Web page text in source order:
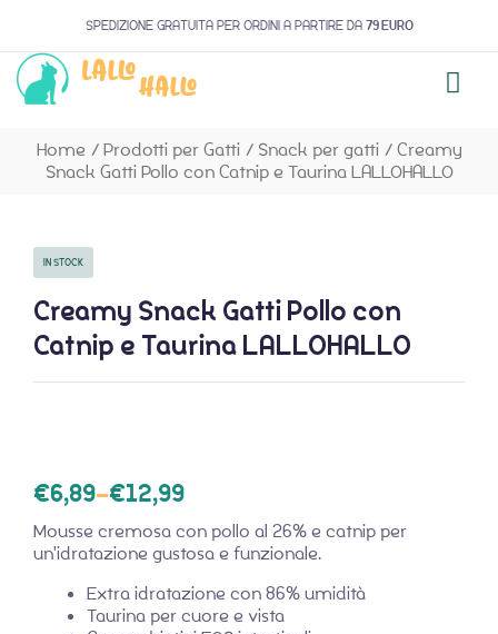
SPEDIZIONE GRATUITA PER ORDINI A PARTIRE DA 79 EURO
Home / Prodotti per Gatti / Snack per gatti / Creamy
Snack Gatti Pollo con Catnip e Taurina LALLOHALLO
IN STOCK
Creamy Snack Gatti Pollo con
Catnip e Taurina LALLOHALLO
€6,89–€12,99
Mousse cremosa con pollo al 26% e catnip per
un'idratazione gustosa e funzionale.
Extra idratazione con 86% umidità
Taurina per cuore e vista